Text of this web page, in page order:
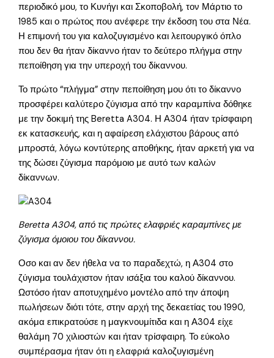
περιοδικό μου, το Κυνήγι και Σκοποβολή, τον Μάρτιο το
1985 και ο πρώτος που ανέφερε την έκδοση του στα Νέα.
Η επιμονή του για καλοζυγισμένο και λειτουργικό όπλο
που δεν θα ήταν δίκαννο ήταν το δεύτερο πλήγμα στην
πεποίθηση για την υπεροχή του δίκαννου.
Το πρώτο “πλήγμα” στην πεποίθηση μου ότι το δίκαννο
προσφέρει καλύτερο ζύγισμα από την καραμπίνα δόθηκε
με την δοκιμή της Beretta A304. Η Α304 ήταν τρίσφαιρη
εκ κατασκευής, και η αφαίρεση ελάχιστου βάρους από
μπροστά, λόγω κοντύτερης αποθήκης, ήταν αρκετή για να
της δώσει ζύγισμα παρόμοιο με αυτό των καλών
δίκαννων.
Beretta A304, από τις πρώτες ελαφριές καραμπίνες με
ζύγισμα όμοιου του δίκαννου.
Οσο και αν δεν ήθελα να το παραδεχτώ, η Α304 στο
ζύγισμα τουλάχιστον ήταν ισάξια του καλού δίκαννου.
Ωστόσο ήταν αποτυχημένο μοντέλο από την άποψη
πωλήσεων διότι τότε, στην αρχή της δεκαετίας του 1990,
ακόμα επικρατούσε η μαγκνουμίτιδα και η Α304 είχε
θαλάμη 70 χιλιοστών και ήταν τρίσφαιρη. Το εύκολο
συμπέρασμα ήταν ότι η ελαφριά καλοζυγισμένη